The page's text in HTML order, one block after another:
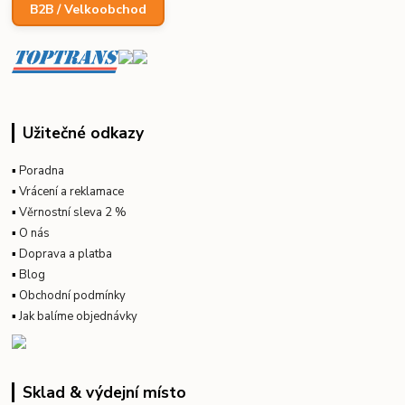
B2B / Velkoobchod
Užitečné odkazy
▪Poradna
▪Vrácení a reklamace
▪Věrnostní sleva 2 %
▪ O nás
▪Doprava a platba
▪Blog
▪ Obchodní podmínky
▪Jak balíme objednávky
Sklad & výdejní místo